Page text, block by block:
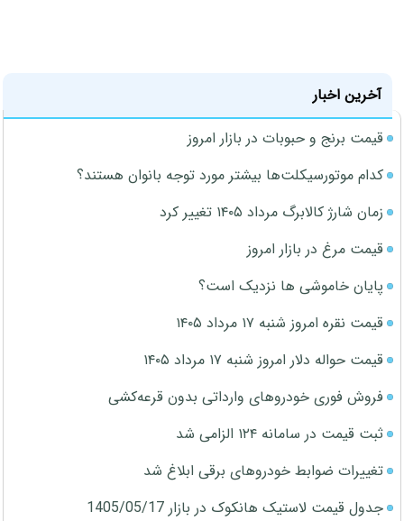
آخرین اخبار
قیمت برنج و حبوبات در بازار امروز
کدام موتورسیکلت‌ها بیشتر مورد توجه بانوان هستند؟
زمان شارژ کالابرگ مرداد ۱۴۰۵ تغییر کرد
قیمت مرغ در بازار امروز
پایان خاموشی ها نزدیک است؟
قیمت نقره امروز شنبه ۱۷ مرداد ۱۴۰۵
قیمت حواله دلار امروز شنبه ۱۷ مرداد ۱۴۰۵
فروش فوری خودروهای وارداتی بدون قرعه‌کشی
ثبت قیمت در سامانه ۱۲۴ الزامی شد
تغییرات ضوابط خودروهای برقی ابلاغ شد
جدول قیمت لاستیک هانکوک در بازار 1405/05/17